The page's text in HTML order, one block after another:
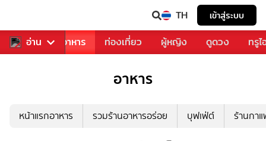
TH เข้าสู่ระบบ
อ่าน
การเพลง อาหาร ท่องเที่ยว ผู้หญิง ดูดวง ทรู
อาหาร
หน้าแรกอาหาร รวมร้านอาหารอร่อย บุฟเฟ่ต์ ร้านกา